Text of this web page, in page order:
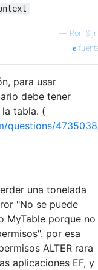
— Ron
para usar
debe tener
la tabla. (
questions/
una tonelada
"No se puede
MyTable porque no
por esa
ALTER rara
aplicaciones EF, y